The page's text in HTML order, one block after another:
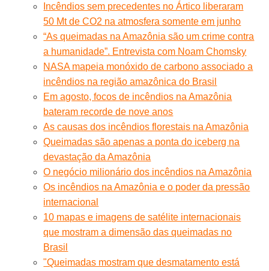
Incêndios sem precedentes no Ártico liberaram
50 Mt de CO2 na atmosfera somente em junho
“As queimadas na Amazônia são um crime contra
a humanidade”. Entrevista com Noam Chomsky
NASA mapeia monóxido de carbono associado a
incêndios na região amazônica do Brasil
Em agosto, focos de incêndios na Amazônia
bateram recorde de nove anos
As causas dos incêndios florestais na Amazônia
Queimadas são apenas a ponta do iceberg na
devastação da Amazônia
O negócio milionário dos incêndios na Amazônia
Os incêndios na Amazônia e o poder da pressão
internacional
10 mapas e imagens de satélite internacionais
que mostram a dimensão das queimadas no
Brasil
"Queimadas mostram que desmatamento está